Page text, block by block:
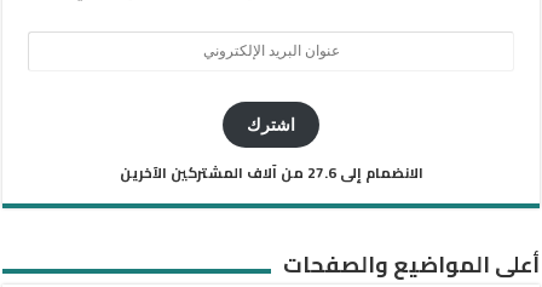
اشترك
الانضمام إلى 27.6 من آلاف المشتركين الآخرين
أعلى المواضيع والصفحات